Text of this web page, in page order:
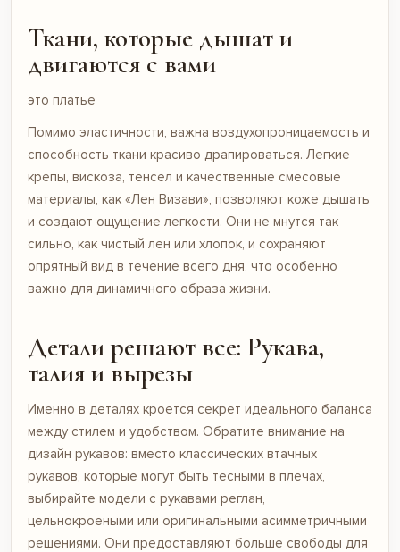
Ткани, которые дышат и
двигаются с вами
это платье
Помимо эластичности, важна воздухопроницаемость и
способность ткани красиво драпироваться. Легкие
крепы, вискоза, тенсел и качественные смесовые
материалы, как «Лен Визави», позволяют коже дышать
и создают ощущение легкости. Они не мнутся так
сильно, как чистый лен или хлопок, и сохраняют
опрятный вид в течение всего дня, что особенно
важно для динамичного образа жизни.
Детали решают все: Рукава,
талия и вырезы
Именно в деталях кроется секрет идеального баланса
между стилем и удобством. Обратите внимание на
дизайн рукавов: вместо классических втачных
рукавов, которые могут быть тесными в плечах,
выбирайте модели с рукавами реглан,
цельнокроеными или оригинальными асимметричными
решениями. Они предоставляют больше свободы для